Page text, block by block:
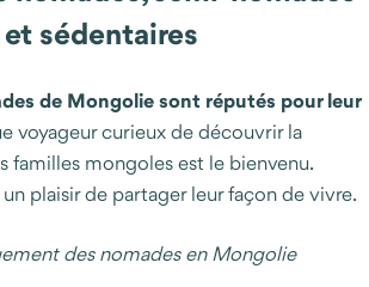
et sédentaires
de Mongolie sont réputés pour leur
voyageur curieux de découvrir la
familles mongoles est le bienvenu.
plaisir de partager leur façon de vivre.
des nomades en Mongolie